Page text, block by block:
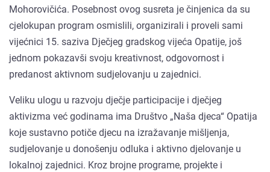
Mohorovičića. Posebnost ovog susreta je činjenica da su
cjelokupan program osmislili, organizirali i proveli sami
vijećnici 15. saziva Dječjeg gradskog vijeća Opatije, još
jednom pokazavši svoju kreativnost, odgovornost i
predanost aktivnom sudjelovanju u zajednici.
Veliku ulogu u razvoju dječje participacije i dječjeg
aktivizma već godinama ima Društvo „Naša djeca“ Opatija
koje sustavno potiče djecu na izražavanje mišljenja,
sudjelovanje u donošenju odluka i aktivno djelovanje u
lokalnoj zajednici. Kroz brojne programe, projekte i